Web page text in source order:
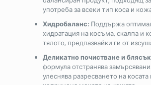
употреба за всеки тип коса и
Хидробаланс: Поддържа
хидратация на косъма, скалпа и
тялото, предпазвайки ги от
Деликатно почистване и
формула отстранява
улеснява разресването на